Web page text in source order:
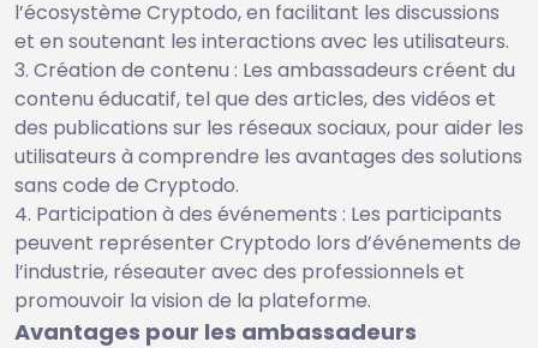
l’écosystème Cryptodo, en facilitant les discussions
et en soutenant les interactions avec les utilisateurs.
Création de contenu : Les ambassadeurs créent du
contenu éducatif, tel que des articles, des vidéos et
des publications sur les réseaux sociaux, pour aider les
utilisateurs à comprendre les avantages des solutions
sans code de Cryptodo.
Participation à des événements : Les participants
peuvent représenter Cryptodo lors d’événements de
l’industrie, réseauter avec des professionnels et
promouvoir la vision de la plateforme.
Avantages pour les ambassadeurs